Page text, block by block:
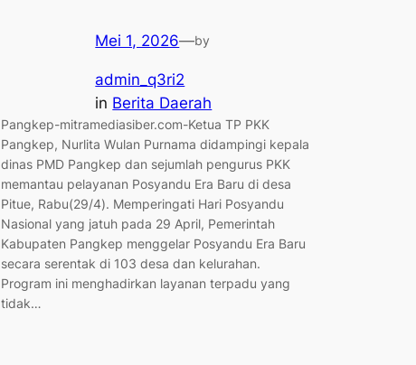
Mei 1, 2026—by
admin_q3ri2
in Berita Daerah
Pangkep-mitramediasiber.com-Ketua TP PKK
Pangkep, Nurlita Wulan Purnama didampingi kepala
dinas PMD Pangkep dan sejumlah pengurus PKK
memantau pelayanan Posyandu Era Baru di desa
Pitue, Rabu(29/4). Memperingati Hari Posyandu
Nasional yang jatuh pada 29 April, Pemerintah
Kabupaten Pangkep menggelar Posyandu Era Baru
secara serentak di 103 desa dan kelurahan.
Program ini menghadirkan layanan terpadu yang
tidak…